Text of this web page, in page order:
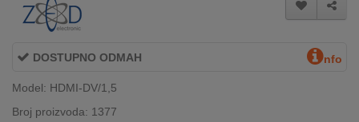
MOJ
BRENDOVI
DOSTUPNO ODMAH nfo
Model: HDMI-DV/1,5
Broj proizvoda: 1377